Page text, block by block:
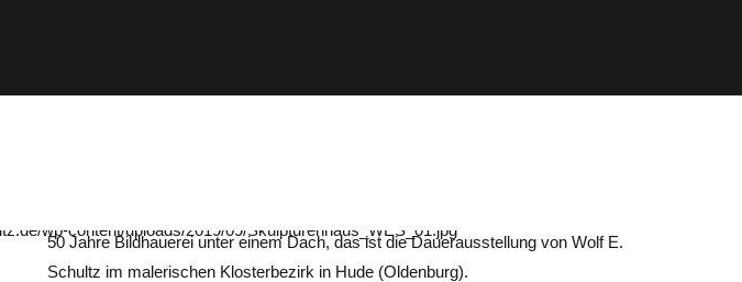
50 Jahre Bildhauerei unter einem Dach, das ist die Dauerausstellung von Wolf E.
Schultz im malerischen Klosterbezirk in Hude (Oldenburg).